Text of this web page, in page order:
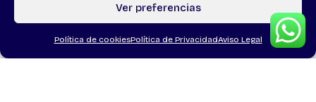
Ver preferencias
Política de cookiesPolítica de PrivacidadAviso Legal